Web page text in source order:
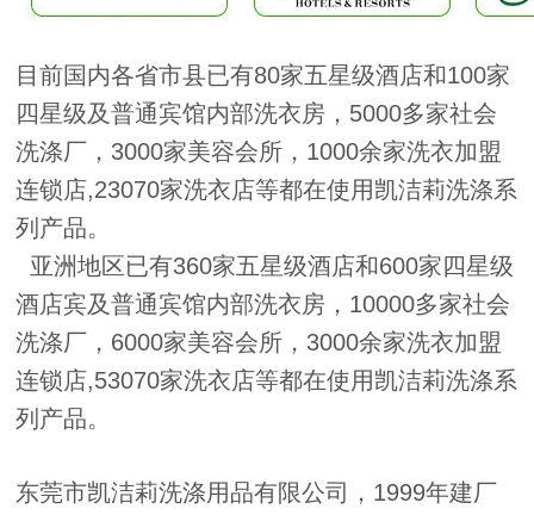
目前国内各省市县已有80家五星级酒店和100家
四星级及普通宾馆内部洗衣房，5000多家社会
洗涤厂，3000家美容会所，1000余家洗衣加盟
连锁店,23070家洗衣店等都在使用凯洁莉洗涤系
列产品。
亚洲地区已有360家五星级酒店和600家四星级
酒店宾及普通宾馆内部洗衣房，10000多家社会
洗涤厂，6000家美容会所，3000余家洗衣加盟
连锁店,53070家洗衣店等都在使用凯洁莉洗涤系
列产品。
东莞市凯洁莉洗涤用品有限公司，1999年建厂